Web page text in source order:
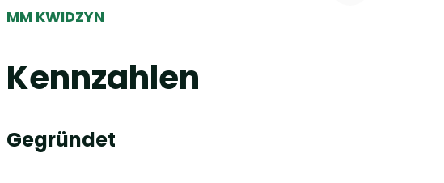
MM KWIDZYN
Kennzahlen
Gegründet